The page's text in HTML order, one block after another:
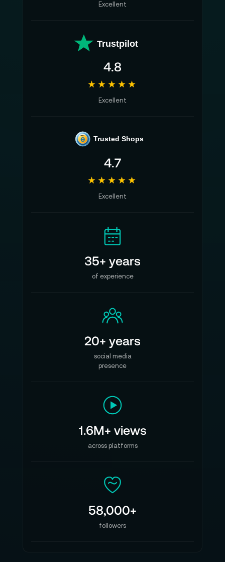
Excellent
Trustpilot
4.8
★★★★★
Excellent
e Trusted Shops
4.7
★★★★★
Excellent
35+ years
of experience
20+ years
social media
presence
1.6M+ views
across platforms
58,000+
followers